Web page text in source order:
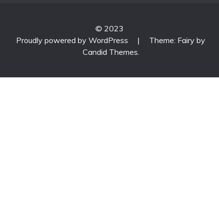
© 2023
Proudly powered by WordPress
|
Theme: Fairy by
Candid Themes